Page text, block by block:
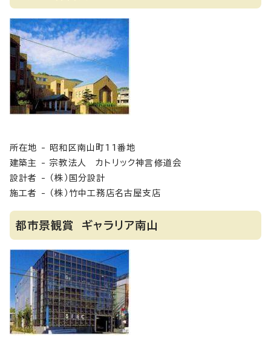
所在地 - 昭和区南山町11番地
建築主 - 宗教法人 カトリック神言修道会
設計者 - （株）国分設計
施工者 - （株）竹中工務店名古屋支店
都市景観賞 ギャラリア南山